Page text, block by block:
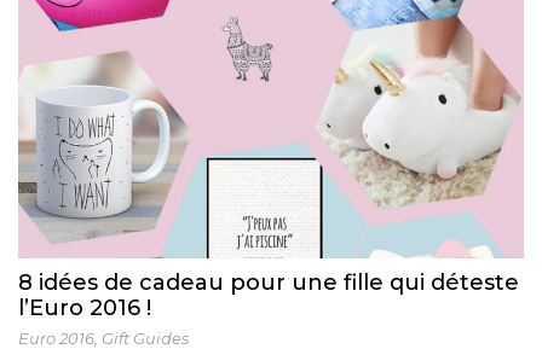
8 idées de cadeau pour une fille qui déteste
l’Euro 2016 !
Euro 2016 Gift Guides